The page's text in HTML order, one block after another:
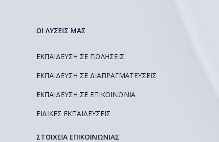
ΟΙ ΛΥΣΕΙΣ ΜΑΣ
ΕΚΠΑΙΔΕΥΣΗ ΣΕ ΠΩΛΗΣΕΙΣ
ΕΚΠΑΙΔΕΥΣΗ ΣΕ ΔΙΑΠΡΑΓΜΑΤΕΥΣΕΙΣ
ΕΚΠΑΙΔΕΥΣΗ ΣΕ ΕΠΙΚΟΙΝΩΝΙΑ
ΕΙΔΙΚΕΣ ΕΚΠΑΙΔΕΥΣΕΙΣ
ΣΤΟΙΧΕΙΑ ΕΠΙΚΟΙΝΩΝΙΑΣ